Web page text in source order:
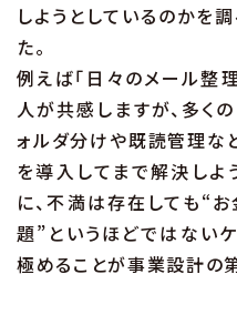
しようとしているのかを
た。
例えば「日々のメール整
人が共感しますが、多く
ォルダ分けや既読管理な
を導入してまで解決しよ
に、不満は存在しても“
題”というほどではない
極めることが事業設計の